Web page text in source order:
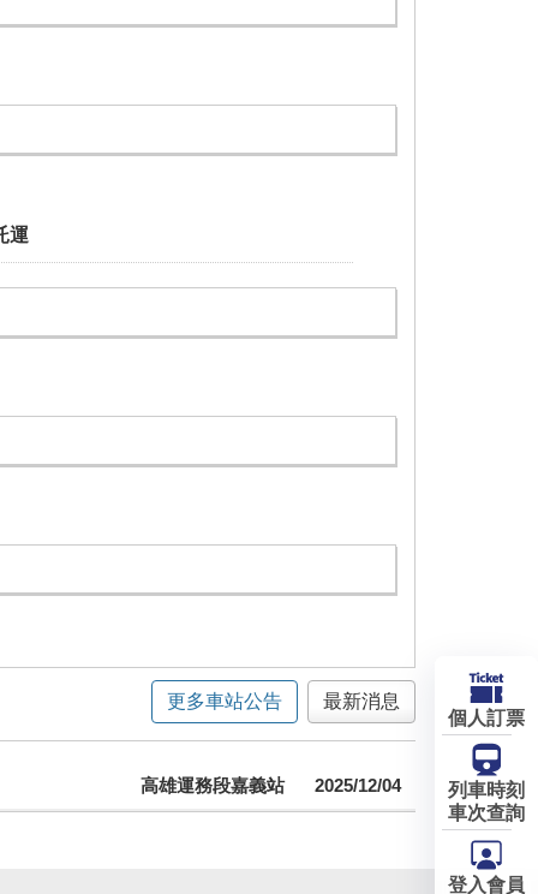
運
更多車站公告 最新消息
高雄運務段嘉義站 2025/12/04
個人訂票
列車時刻
車次查詢
登入會員